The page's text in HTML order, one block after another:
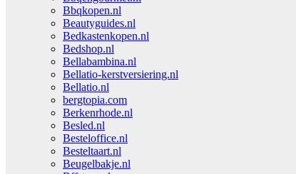
Bbqkopen.nl
Beautyguides.nl
Bedkastenkopen.nl
Bedshop.nl
Bellabambina.nl
Bellatio-kerstversiering.nl
Bellatio.nl
bergtopia.com
Berkenrhode.nl
Besled.nl
Besteloffice.nl
Besteltaart.nl
Beugelbakje.nl